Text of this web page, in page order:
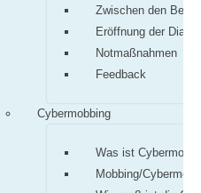
Zwischen den
Eröffnung der
Notmaßnahmen
Feedback
Cybermobbing
Was ist
Mobbing/